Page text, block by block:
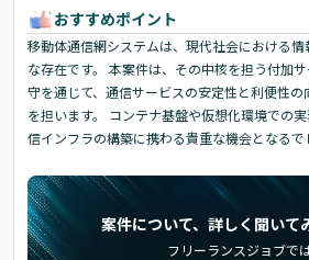
おすすめポイント
移動体通信網システムは、現代社会における
な存在です。 本案件は、その中核を担う付加
守を通じて、通信サービスの安定性と利便性
を担います。 コンテナ基盤や仮想化環境での
信インフラの構築に携わる貴重な機会となるで
案件について、詳しく聞いて
フリーランスジョブでは